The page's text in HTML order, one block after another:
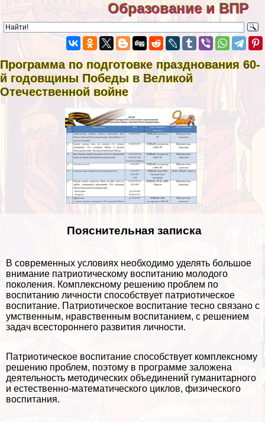
Образование и ВПР
Программа по подготовке празднования 60-
й годовщины Победы в Великой
Отечественной войне
Пояснительная записка
В современных условиях необходимо уделять большое
внимание патриотическому воспитанию молодого
поколения. Комплексному решению проблем по
воспитанию личности способствует патриотическое
воспитание. Патриотическое воспитание тесно связано с
умственным, нравственным воспитанием, с решением
задач всестороннего развития личности.
Патриотическое воспитание способствует комплексному
решению проблем, поэтому в программе заложена
деятельность методических объединений гуманитарного
и естественно-математического циклов, физического
воспитания.